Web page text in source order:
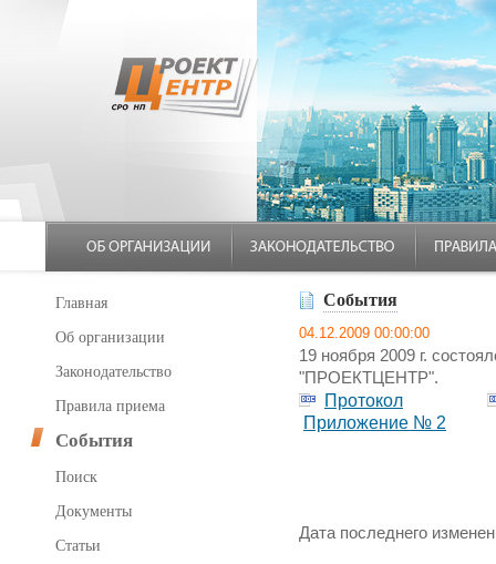
Главная
Об организации
Законодательство
Правила приема
События
Поиск
Документы
Статьи
События
04.12.2009 00:00:00
19 ноября 2009 г.
"ПРОЕКТЦЕНТР".
Протокол
Приложение № 2
Дата последнего